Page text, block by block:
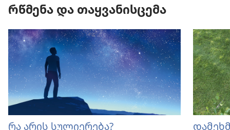
რწმენა და თაყვანისცემა
რა არის სულიერება?